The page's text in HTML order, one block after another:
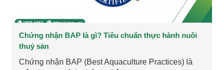
Chứng nhận BAP là gì? Tiêu chuẩn thực hành nuôi
thuỷ sản
Chứng nhận BAP (Best Aquaculture Practices) là